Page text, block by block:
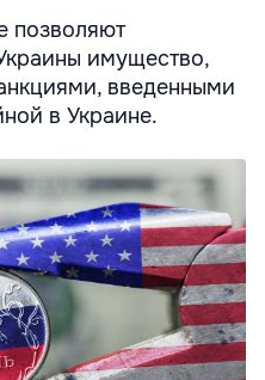
позволяют
имущество,
введенными
в Украине.